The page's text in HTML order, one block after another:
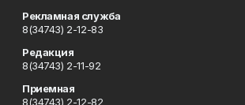
Рекламная служба
8(34743) 2-12-83
Редакция
8(34743) 2-11-92
Приемная
8(34743) 2-12-82